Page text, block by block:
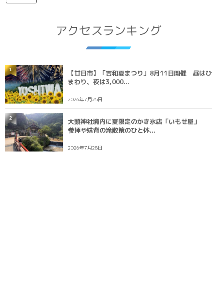
アクセスランキング
【廿日市】「吉和夏まつり」8月11日開催 昼はひ
まわり、夜は3,000...
2026年7月25日
1
大頭神社境内に夏限定のかき氷店「いもせ屋」
参拝や妹背の滝散策のひと休...
2026年7月28日
2